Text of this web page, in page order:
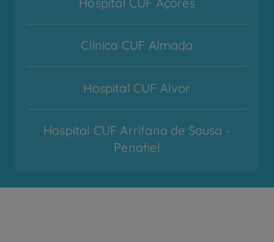
Clínica CUF Almada
Hospital CUF Alvor
Hospital CUF Arrifana de Sousa -
Penafiel
Hospital CUF Cascais